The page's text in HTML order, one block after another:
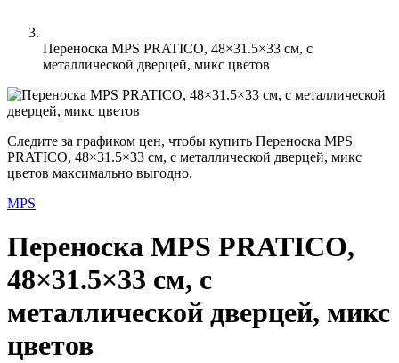
Переноска MPS PRATICO, 48×31.5×33 см, с
металлической дверцей, микс цветов
Следите за графиком цен, чтобы купить Переноска MPS
PRATICO, 48×31.5×33 см, с металлической дверцей, микс
цветов максимально выгодно.
MPS
Переноска MPS PRATICO,
48×31.5×33 см, с
металлической дверцей, микс
цветов